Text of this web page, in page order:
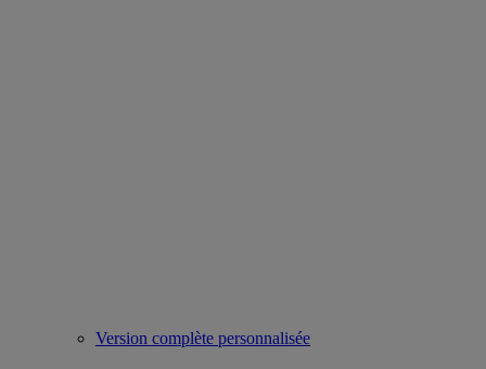
Version complète personnalisée